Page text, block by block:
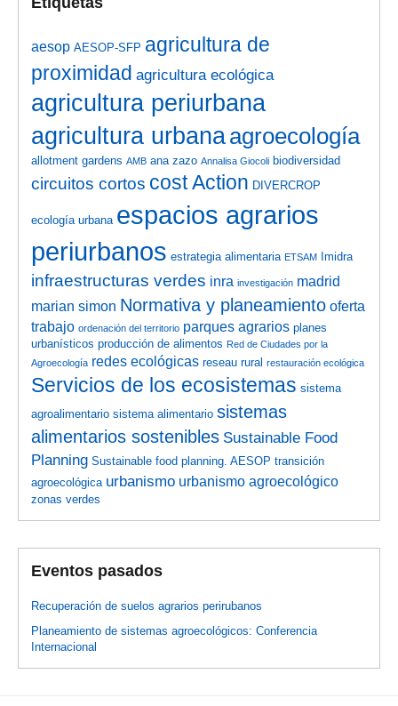
aesop AESOP-SFP agricultura de
proximidad agricultura ecológica
agricultura periurbana
agricultura urbanaagroecología
allotment gardens AMB ana zazo Annalisa Giocoli biodiversidad
circuitos cortos cost Action DIVERCROP
ecología urbana espacios agrarios
periurbanos estrategia alimentaria ETSAM Imidra
infraestructuras verdes inra investigación madrid
marian simon Normativa y planeamiento oferta
trabajo ordenación del territorio parques agrarios planes
urbanísticos producción de alimentos Red de Ciudades por la
Agroecología redes ecológicas reseau rural restauración ecológica
Servicios de los ecosistemas sistema
agroalimentario sistema alimentario sistemas
alimentarios sostenibles Sustainable Food
Planning Sustainable food planning. AESOP transición
agroecológica urbanismo urbanismo agroecológico
zonas verdes
Eventos pasados
Recuperación de suelos agrarios perirubanos
Planeamiento de sistemas agroecológicos: Conferencia
Internacional